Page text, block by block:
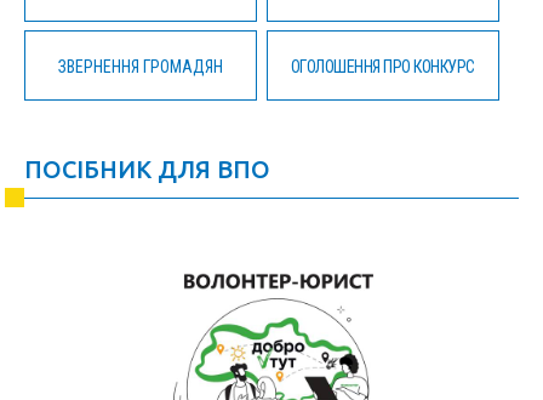
ЗВЕРНЕННЯ ГРОМАДЯН ОГОЛОШЕННЯ ПРО КОНКУРС
ПОСІБНИК ДЛЯ ВПО